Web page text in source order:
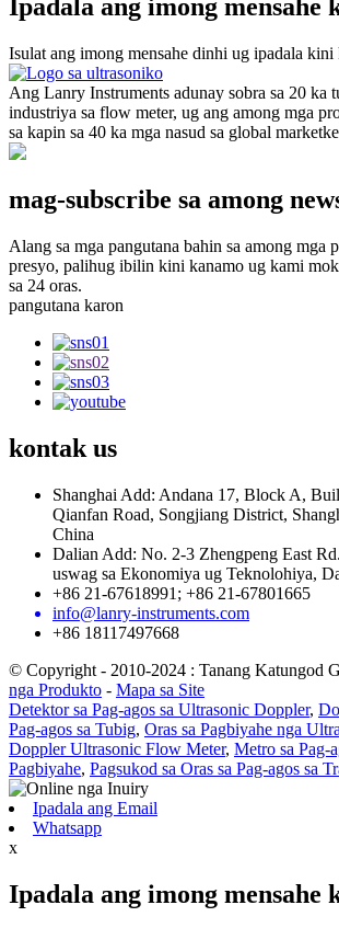
Ipadala ang imong mensahe
Isulat ang imong mensahe dinhi ug ipadala kini
Ang Lanry Instruments adunay sobra sa 20 ka
industriya sa flow meter, ug ang among mga
sa kapin sa 40 ka mga nasud sa global
mag-subscribe sa among
Alang sa mga pangutana bahin sa among mga
presyo, palihug ibilin kini kanamo ug kami
sa 24 oras.
pangutana karon
kontakus
Shanghai Add: Andana 17, Block A,
Qianfan Road, Songjiang District,
China
Dalian Add: No. 2-3 Zhengpeng East
uswag sa Ekonomiya ug Teknolohiya,
+86 21-67618991; +86 21-67801665
info@lanry-instruments.com
+86 18117497668
© Copyright - 2010-2024 : Tanang Katungod
nga Produkto - Mapa sa Site
Detektor sa Pag-agos sa Ultrasonic Doppler,
Pag-agos sa Tubig, Oras sa Pagbiyahe nga
Doppler Ultrasonic Flow Meter, Metro sa Pag-
Pagbiyahe, Pagsukod sa Oras sa Pag-agos sa
Ipadala ang Email
Whatsapp
x
Ipadala ang imong mensahe